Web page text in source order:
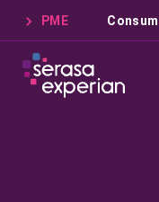
PME